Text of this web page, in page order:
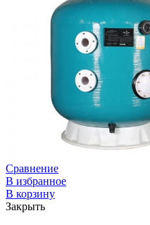
Сравнение
В избранное
В корзину
Закрыть